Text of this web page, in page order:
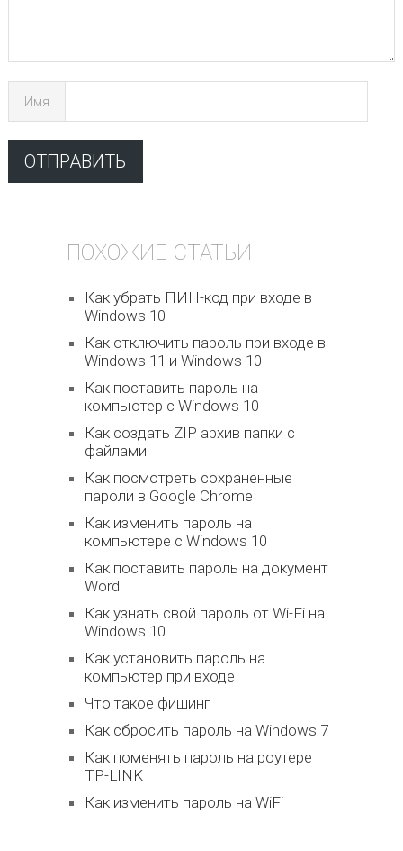
Имя
ПОХОЖИЕ СТАТЬИ
Как убрать ПИН-код при входе в
Windows 10
Как отключить пароль при входе в
Windows 11 и Windows 10
Как поставить пароль на
компьютер с Windows 10
Как создать ZIP архив папки с
файлами
Как посмотреть сохраненные
пароли в Google Chrome
Как изменить пароль на
компьютере с Windows 10
Как поставить пароль на документ
Word
Как узнать свой пароль от Wi-Fi на
Windows 10
Как установить пароль на
компьютер при входе
Что такое фишинг
Как сбросить пароль на Windows 7
Как поменять пароль на роутере
TP-LINK
Как изменить пароль на WiFi